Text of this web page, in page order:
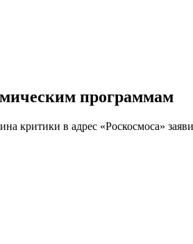
программам
критики в адрес «Роскосмоса»